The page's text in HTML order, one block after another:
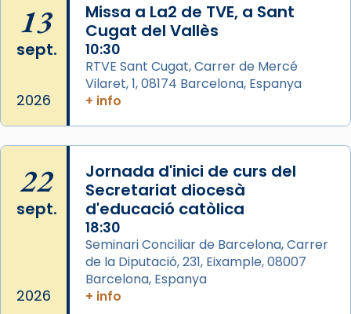
📸 Dr. G. Simón
View on Facebook · Share
Arquebisbat de Barcelona
Memòria de les santes Juliana i
Semproniana, verges i màrtirs.
Acompanyant la història de sant Cugat, a
partir de l’Edat Mitjana sorgeix la tradició
que les santes Juliana (“relatiu a Júlia”) i
Semproniana (“relatiu a Semprònia =
eterna”) són deixebles seves. I l’any 1667, el
frare Joan Gaspar Roig, afirma en una obra
13
sept.
2026
Missa a La2 de TVE, a Sant
Cugat del Vallès
10:30
RTVE Sant Cugat, Carrer de Mercé
Vilaret, 1, 08174 Barcelona, Espanya
+ info
22
sept.
2026
Jornada d'inici de curs del
Secretariat diocesà
d'educació catòlica
18:30
Seminari Conciliar de Barcelona, Carrer
de la Diputació, 231, Eixample, 08007
Barcelona, Espanya
+ info